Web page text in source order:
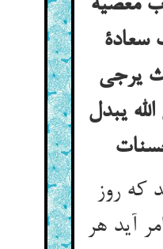
معصیة
سعادة
یرجی
یبدل
که روز
آید هر